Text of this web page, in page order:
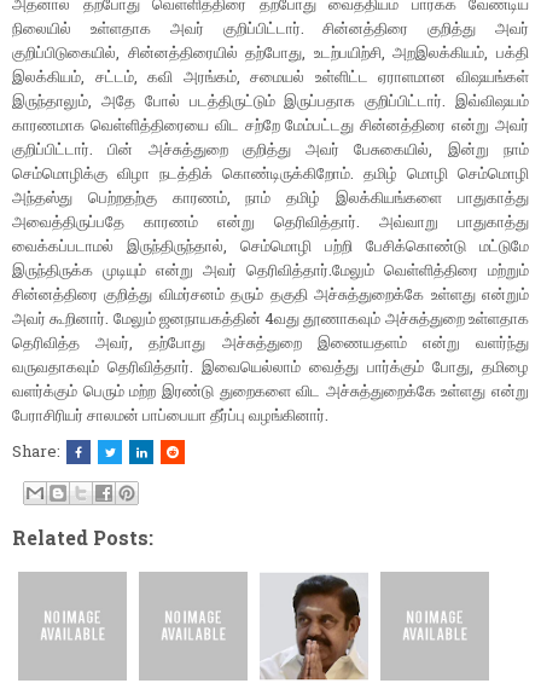
நிலையில் உள்ளதாக அவர் குறிப்பிட்டார். சின்னத்திரை குறித்து அவர்
குறிப்பிடுகையில், சின்னத்திரையில் தற்போது, உடற்பயிற்சி, அறஇலக்கியம், பக்தி
இலக்கியம், சட்டம், கவி அரங்கம், சமையல் உள்ளிட்ட ஏராளமான விஷயங்கள்
இருந்தாலும், அதே போல் படத்திருட்டும் இருப்பதாக குறிப்பிட்டார். இவ்விஷயம்
காரணமாக வெள்ளித்திரையை விட சற்றே மேம்பட்டது சின்னத்திரை என்று அவர்
குறிப்பிட்டார். பின் அச்சுத்துறை குறித்து அவர் பேசுகையில், இன்று நாம்
செம்மொழிக்கு விழா நடத்திக் கொண்டிருக்கிறோம். தமிழ் மொழி செம்மொழி
அந்தஸ்து பெற்றதற்கு காரணம், நாம் தமிழ் இலக்கியங்களை பாதுகாத்து
அவைத்திருப்பதே காரணம் என்று தெரிவித்தார். அவ்வாறு பாதுகாத்து
வைக்கப்படாமல் இருந்திருந்தால், செம்மொழி பற்றி பேசிக்கொண்டு மட்டுமே
இருந்திருக்க முடியும் என்று அவர் தெரிவித்தார்.மேலும் வெள்ளித்திரை மற்றும்
சின்னத்திரை குறித்து விமர்சனம் தரும் தகுதி அச்சுத்துறைக்கே உள்ளது என்றும்
அவர் கூறினார். மேலும் ஜனநாயகத்தின் 4வது தூணாகவும் அச்சுத்துறை உள்ளதாக
தெரிவித்த அவர், தற்போது அச்சுத்துறை இணையதளம் என்று வளர்ந்து
வருவதாகவும் தெரிவித்தார். இவையெல்லாம் வைத்து பார்க்கும் போது, தமிழை
வளர்க்கும் பெரும் மற்ற இரண்டு துறைகளை விட அச்சுத்துறைக்கே உள்ளது என்று
பேராசிரியர் சாலமன் பாப்பையா தீர்ப்பு வழங்கினார்.
Share:
Related Posts: